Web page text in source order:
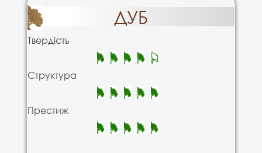
ДУБ
Твердість
Структура
Престиж